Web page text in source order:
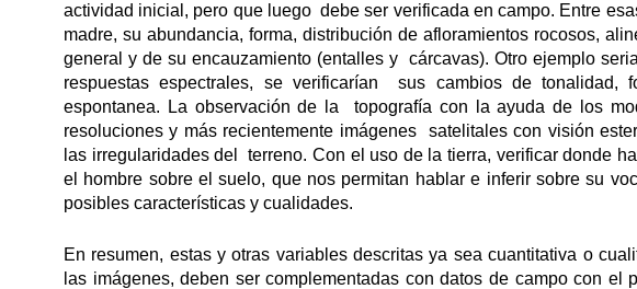
actividad inicial, pero que luego debe ser verificada en campo. Entre
madre, su abundancia, forma, distribución de afloramientos rocosos,
general y de su encauzamiento (entalles y cárcavas). Otro ejemplo
respuestas espectrales, se verificarían sus cambios de tonalidad,
espontanea. La observación de la topografía con la ayuda de los
resoluciones y más recientemente imágenes satelitales con visión
las irregularidades del terreno. Con el uso de la tierra, verificar donde
el hombre sobre el suelo, que nos permitan hablar e inferir sobre su
posibles características y cualidades.
En resumen, estas y otras variables descritas ya sea cuantitativa o
las imágenes, deben ser complementadas con datos de campo con el